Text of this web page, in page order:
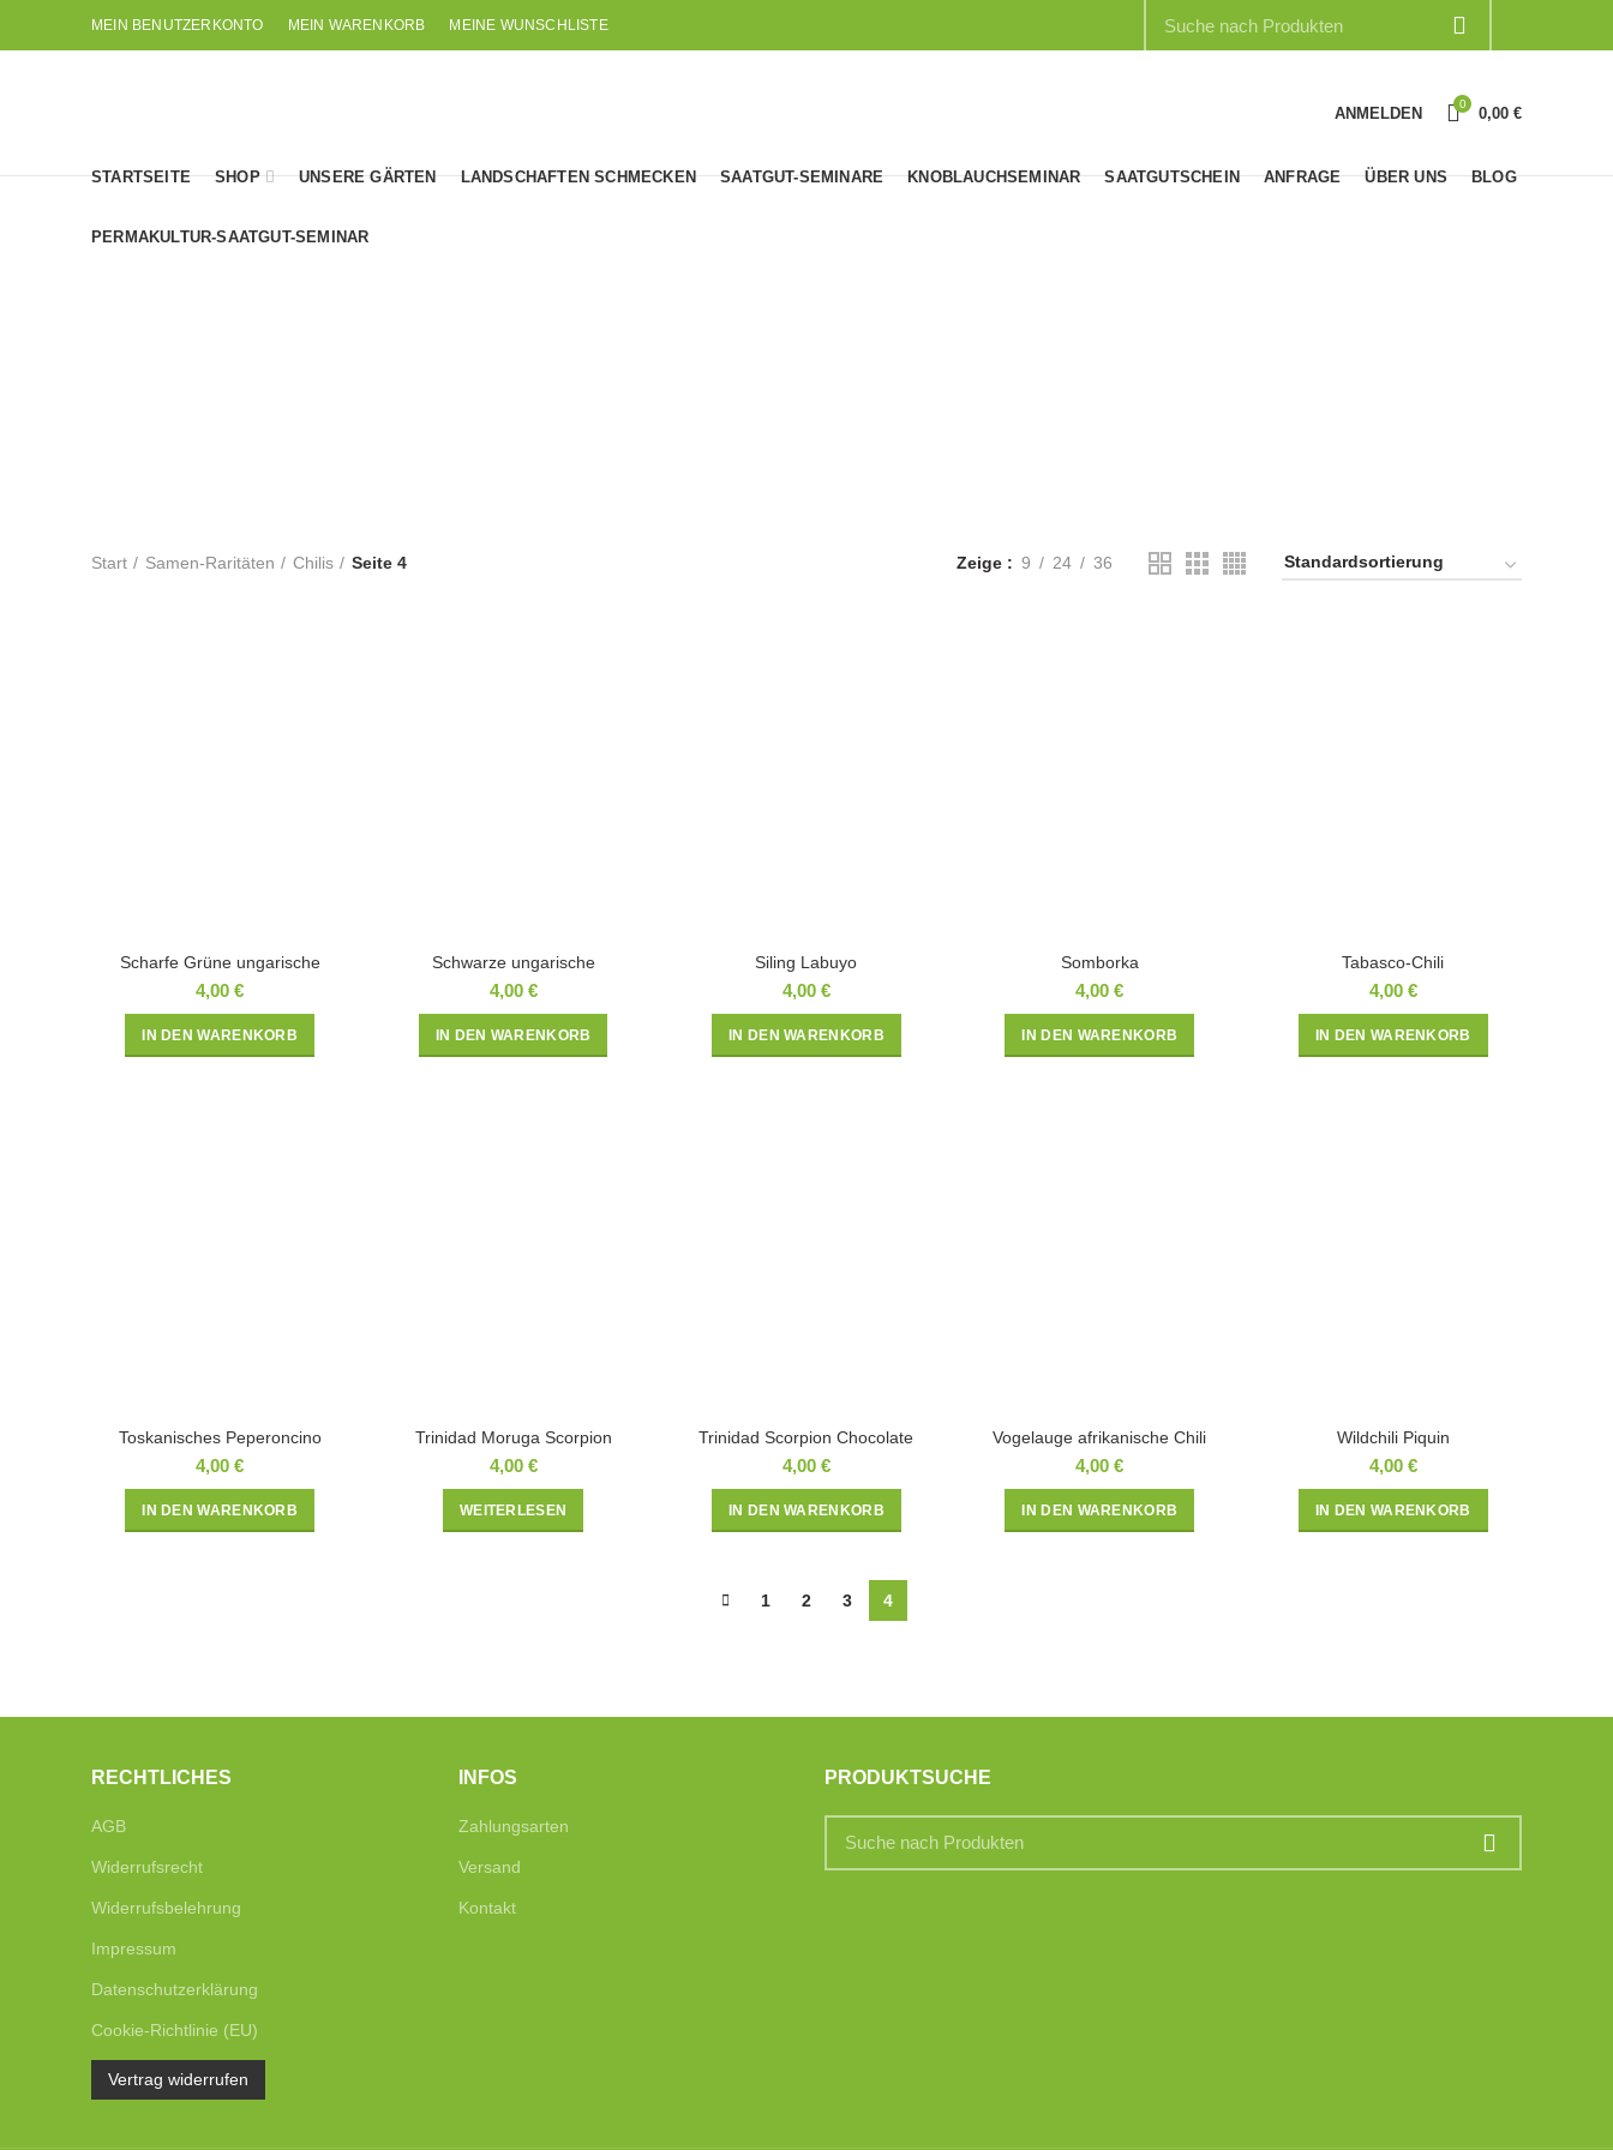
MEIN BENUTZERKONTO MEIN WARENKORB MEINE WUNSCHLISTE
ANMELDEN 0 0,00 €
STARTSEITE SHOP UNSERE GÄRTEN LANDSCHAFTEN SCHMECKEN SAATGUT-SEMINARE KNOBLAUCHSEMINAR SAATGUTSCHEIN ANFRAGE ÜBER UNS BLOG
PERMAKULTUR-SAATGUT-SEMINAR
Start Samen-Raritäten Chilis Seite 4 Zeige 9 24 36
Scharfe Grüne ungarische
4,00€
IN DEN WARENKORB
Schwarze ungarische
4,00 €
IN DEN WARENKORB
Siling Labuyo
4,00 €
IN DEN WARENKORB
Somborka
4,00€
IN DEN WARENKORB
Tabasco-Chili
4,00 €
IN DEN WARENKORB
Toskanisches Peperoncino
4,00€
IN DEN WARENKORB
Trinidad Moruga Scorpion
4,00 €
WEITERLESEN
Trinidad Scorpion Chocolate
4,00 €
IN DEN WARENKORB
Vogelauge afrikanische Chili
4,00€
IN DEN WARENKORB
Wildchili Piquin
4,00 €
IN DEN WARENKORB
1 2 3 4
RECHTLICHES
AGB
Widerrufsrecht
Widerrufsbelehrung
Impressum
Datenschutzerklärung
Cookie-Richtlinie (EU)
Vertrag widerrufen
INFOS
Zahlungsarten
Versand
Kontakt
PRODUKTSUCHE